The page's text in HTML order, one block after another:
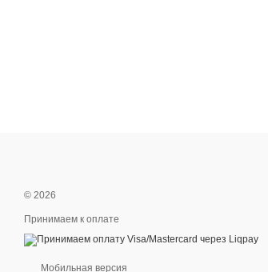
© 2026
Принимаем к оплате
Мобильная версия